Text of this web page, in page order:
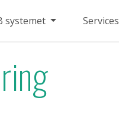
systemet Services